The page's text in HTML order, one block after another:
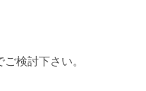
検討下さい。